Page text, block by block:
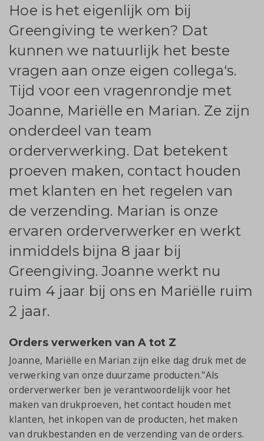
Hoe is het eigenlijk om bij
Greengiving te werken? Dat
kunnen we natuurlijk het beste
vragen aan onze eigen collega's.
Tijd voor een vragenrondje met
Joanne, Mariëlle en Marian. Ze zijn
onderdeel van team
orderverwerking. Dat betekent
proeven maken, contact houden
met klanten en het regelen van
de verzending. Marian is onze
ervaren orderverwerker en werkt
inmiddels bijna 8 jaar bij
Greengiving. Joanne werkt nu
ruim 4 jaar bij ons en Mariëlle ruim
2 jaar.
Orders verwerken van A tot Z
Joanne, Mariëlle en Marian zijn elke dag druk met de
verwerking van onze duurzame producten."Als
orderverwerker ben je verantwoordelijk voor het
maken van drukproeven, het contact houden met
klanten, het inkopen van de producten, het maken
van drukbestanden en de verzending van de orders.